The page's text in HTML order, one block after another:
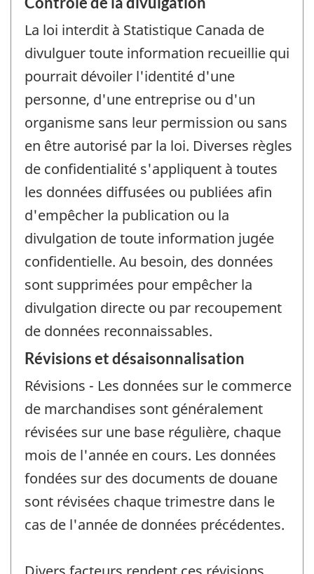
La loi interdit à Statistique Canada de
divulguer toute information recueillie qui
pourrait dévoiler l'identité d'une
personne, d'une entreprise ou d'un
organisme sans leur permission ou sans
en être autorisé par la loi. Diverses règles
de confidentialité s'appliquent à toutes
les données diffusées ou publiées afin
d'empêcher la publication ou la
divulgation de toute information jugée
confidentielle. Au besoin, des données
sont supprimées pour empêcher la
divulgation directe ou par recoupement
de données reconnaissables.
Révisions et désaisonnalisation
Révisions - Les données sur le commerce
de marchandises sont généralement
révisées sur une base régulière, chaque
mois de l'année en cours. Les données
fondées sur des documents de douane
sont révisées chaque trimestre dans le
cas de l'année de données précédentes.